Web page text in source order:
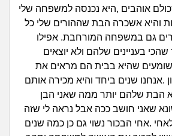
היריון ולידה
הורות ומשפחה
מתבגרים
מהבקו"ם... ועד מתי?!
הרשמה | התחברות
אוהבים ,היא נכנסה למשפחה שלי
והיא אשכרה הבת שההורים שלי כל
גם במשפחה המורחבת. אפילו
בעניינים שלהם ולא יוצאים
שהיא בבית הם מראים את
.אנחנו שנים ביחד והיא מכירה אותם
הבת שלהם יותר ממה שאני הבן
שאני חושב ככה אבל נראה לי שזה
.אחי הבכור נשוי גם כן כמה שנים